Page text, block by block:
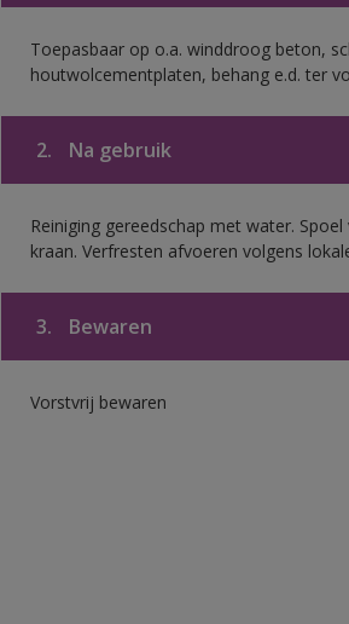
Toepasbaar op o.a. winddroog beton,
houtwolcementplaten, behang e.d. ter
2. Na gebruik
Reiniging gereedschap met water.
kraan. Verfresten afvoeren volgens
3. Bewaren
Vorstvrij bewaren